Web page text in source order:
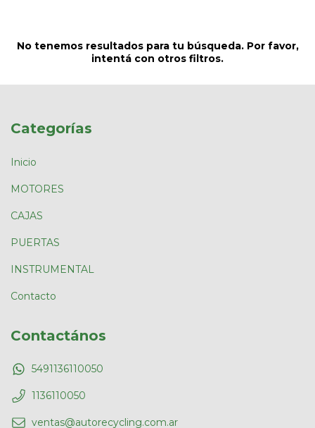
No tenemos resultados para tu búsqueda. Por favor,
intentá con otros filtros.
Categorías
Inicio
MOTORES
CAJAS
PUERTAS
INSTRUMENTAL
Contacto
Contactános
5491136110050
1136110050
ventas@autorecycling.com.ar